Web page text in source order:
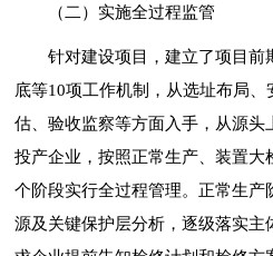
（二）实施全过程监管
针对建设项目，建立了项目前
底等10项工作机制，从选址布局
估、验收监察等方面入手，从源
投产企业，按照正常生产、装置大
个阶段实行全过程管理。正常生
源及关键保护层分析，逐级落实